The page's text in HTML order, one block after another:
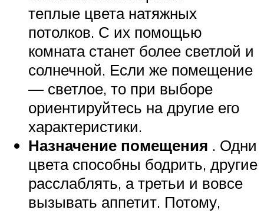
теплые цвета натяжных
потолков. С их помощью
комната станет более светлой и
солнечной. Если же помещение
— светлое, то при выборе
ориентируйтесь на другие его
характеристики.
Назначение помещения . Одни
цвета способны бодрить, другие
расслаблять, а третьи и вовсе
вызывать аппетит. Потому,